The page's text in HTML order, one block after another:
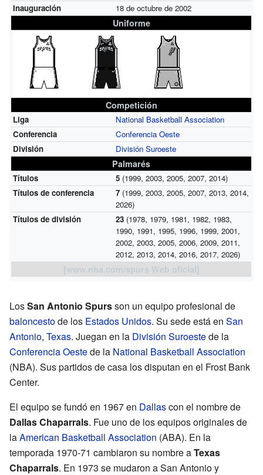
Inauguración
18 de octubre de 2002
Uniforme
Competición
Liga
National Basketball Association
Conferencia
Conferencia Oeste
División
División Suroeste
Palmarés
Títulos 5(1999, 2003, 2005, 2007, 2014)
Títulos de conferencia
7(1999, 2003, 2005, 2007, 2013, 2014,
2026)
Títulos de división
23(1978, 1979, 1981, 1982, 1983,
1990, 1991, 1995, 1996, 1999, 2001,
2002, 2003, 2005, 2006, 2009, 2011,
2012, 2013, 2014, 2016, 2017, 2026)
[www.nba.com/spurs Web oficial]
LosSan Antonio Spursson un equipo profesional de
baloncestode los Estados Unidos. Su sede está en San
Antonio, Texas. Juegan en la División Suroestede la
Conferencia Oestede la National Basketball Association
(NBA). Sus partidos de casa los disputan en el Frost Bank
Center.
El equipo se fundó en 1967 en Dallascon el nombre de
Dallas Chaparrals. Fue uno de los equipos originales de
laAmerican Basketball Association (ABA). En la
temporada 1970-71 cambiaron su nombre aTexas
Chaparrals. En 1973 se mudaron a San Antonio y